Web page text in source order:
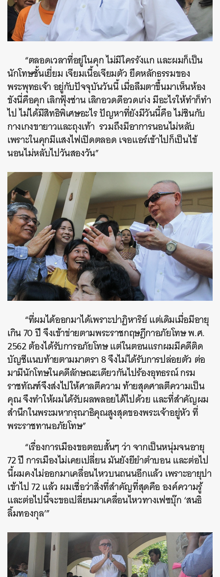
“ตลอดเวลาที่อยู่ในคุก ไม่มีใครรังแก และผมก็เป็น
นักโทษชั้นเยี่ยม เจียมเนื้อเจียมตัว ยึดหลักธรรมของ
พระพุทธเจ้า อยู่กับปัจจุบันวันนี้ เมื่อลืมตาขึ้นมาเห็นห้อง
ขังนี่คือคุก เลิกฟุ้งซ่าน เลิกอวดดีอวดเก่ง มีอะไรให้ทำก็ทำ
ไป ไม่ได้มีสิทธิพิเศษอะไร ปัญหาที่ยังมีวันนี้คือ ไม่ชินกับ
กางเกงขายาวและถุงเท้า รวมถึงมีอาการนอนไม่หลับ
เพราะในคุกมีแสงไฟเปิดตลอด เจอแอร์เข้าไปก็เป็นไข้
นอนไม่หลับไปวันสองวัน”
“ที่ผมได้ออกมาได้เพราะปาฏิหาริย์ แต่เดิมเมื่อมีอายุ
เกิน 70 ปี จึงเข้าข่ายตามพระราชกฤษฎีกาอภัยโทษ พ.ศ.
2562 ต้องได้รับการอภัยโทษ แต่ในตอนแรกผมมีคดีติด
บัญชีแนบท้ายตามมาตรา 8 จึงไม่ได้รับการปล่อยตัว ต่อ
มามีนักโทษในคดีลักษณะเดียวกันไปร้องอุทธรณ์ กรม
ราชทัณฑ์จึงส่งไปให้ศาลตีความ ท้ายสุดศาลตีความเป็น
คุณ จึงทำให้ผมได้รับผลพลอยได้ไปด้วย และที่สำคัญผม
สำนึกในพระมหากรุณาธิคุณสูงสุดของพระเจ้าอยู่หัว ที่
พระราชทานอภัยโทษ”
“เรื่องการเมืองขอตอบสั้นๆ ว่า จากเป็นหนุ่มจนอายุ
72 ปี การเมืองไม่เคยเปลี่ยน มันยังยียำตำบอน และต่อไป
นี้ผมคงไม่ออกมาเคลื่อนไหวบนถนนอีกแล้ว เพราะอายุปา
เข้าไป 72 แล้ว ผมเชื่อว่าสิ่งที่สำคัญที่สุดคือ องค์ความรู้
และต่อไปนี้จะขอเปลี่ยนมาเคลื่อนไหวทางเฟซบุ๊ก ‘สนธิ
ลิ้มทองกุล’”